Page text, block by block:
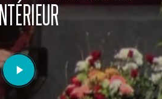
Play
Video